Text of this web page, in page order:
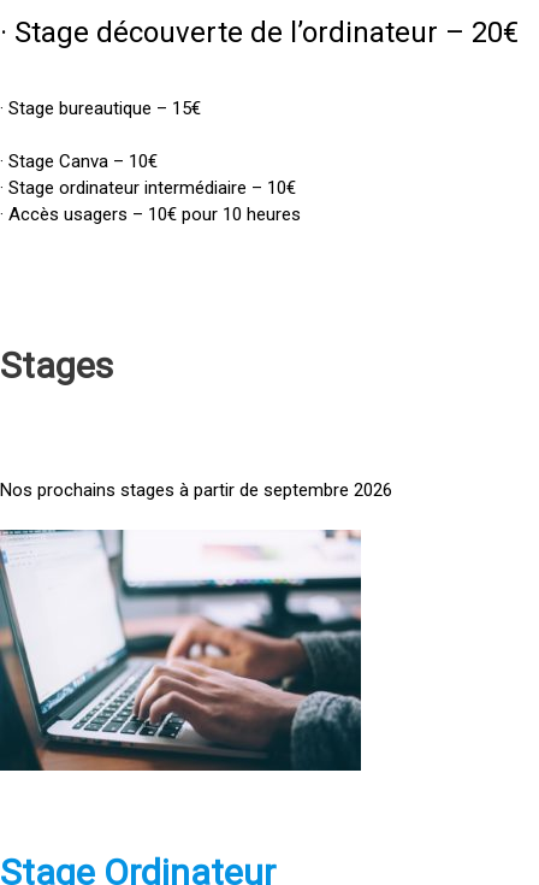
· Stage découverte de l’ordinateur – 20€
· Stage bureautique – 15€
· Stage Canva – 10€
· Stage ordinateur intermédiaire – 10€
· Accès usagers – 10€ pour 10 heures
Stages
Nos prochains stages à partir de septembre 2026
<
a
h
e
f
pStage Ordinateur